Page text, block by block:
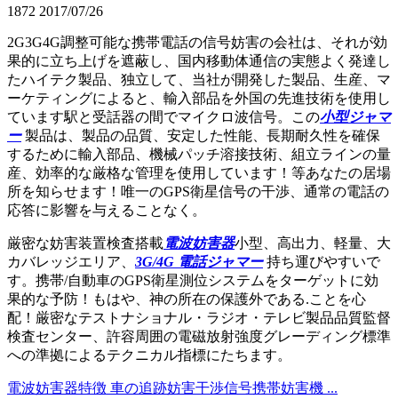
1872 2017/07/26
2G3G4G調整可能な携帯電話の信号妨害の会社は、それが効
果的に立ち上げを遮蔽し、国内移動体通信の実態よく発達し
たハイテク製品、独立して、当社が開発した製品、生産、マ
ーケティングによると、輸入部品を外国の先進技術を使用し
ています駅と受話器の間でマイクロ波信号。この小型ジャマ
ー製品は、製品の品質、安定した性能、長期耐久性を確保
するために輸入部品、機械パッチ溶接技術、組立ラインの量
産、効率的な厳格な管理を使用しています！等あなたの居場
所を知らせます！唯一のGPS衛星信号の干渉、通常の電話の
応答に影響を与えることなく。
厳密な妨害装置検査搭載電波妨害器小型、高出力、軽量、大
カバレッジエリア、 3G/4G 電話ジャマー持ち運びやすいで
す。携帯/自動車のGPS衛星測位システムをターゲットに効
果的な予防！もはや、神の所在の保護外である.ことを心
配！厳密なテストナショナル・ラジオ・テレビ製品品質監督
検査センター、許容周囲の電磁放射強度グレーディング標準
への準拠によるテクニカル指標にたちます。
電波妨害器特徴 車の追跡妨害干渉信号携帯妨害機 ...